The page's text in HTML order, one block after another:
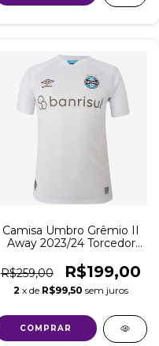
Camisa Umbro Grêmio II
Away 2023/24 Torcedor
R$259,00
R$199,00
2 x de R$99,50 sem juros
COMPRAR